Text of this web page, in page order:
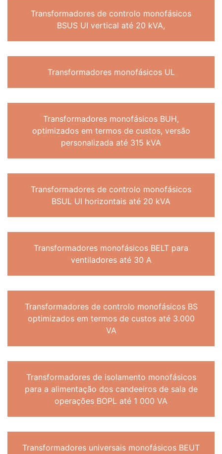
Transformadores de controlo monofásicos
BSUS UI vertical até 20 kVA,
Transformadores monofásicos UL
Transformadores monofásicos BUH,
optimizados em termos de custos, versão
personalizada até 315 kVA
Transformadores de controlo monofásicos
BSUL UI horizontais até 20 kVA
Transformadores monofásicos BELT para
ventiladores até 30 A
Transformadores de controlo monofásicos BS
optimizados em termos de custos até 3.000
VA
Transformadores de isolamento monofásicos
para a alimentação dos candeeiros de sala de
operações BOPL até 1 000 VA
Transformadores universais monofásicos BEUT